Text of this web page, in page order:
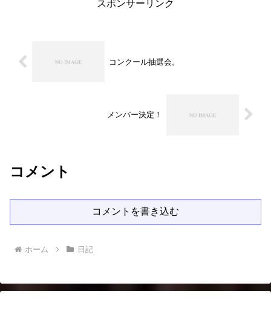
スポンサーリンク
コンクール抽選会。
メンバー決定！
コメント
コメントを書き込む
ホーム 日記